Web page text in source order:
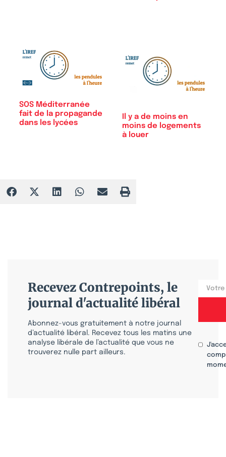
SOS Méditerranée
fait de la propagande
dans les lycées
Il y a de moins en
moins de logements
à louer
Recevez Contrepoints, le
journal d'actualité libéral
Abonnez-vous gratuitement à notre journal
d’actualité libéral. Recevez tous les matins une
analyse libérale de l’actualité que vous ne
trouverez nulle part ailleurs.